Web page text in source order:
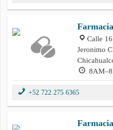
Calle
Jeronimo
+52 722 275 6365